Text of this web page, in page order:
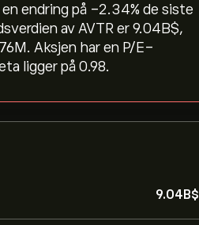
endring på ‎-2.34‎% de siste
av AVTR er 9.04B‎$‎,
Aksjen har en P/E-
ligger på 0.98.
9.04B‎$‎